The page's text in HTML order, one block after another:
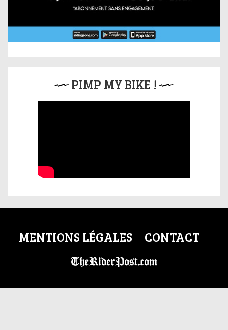
PIMP MY BIKE !
MENTIONS LÉGALES CONTACT